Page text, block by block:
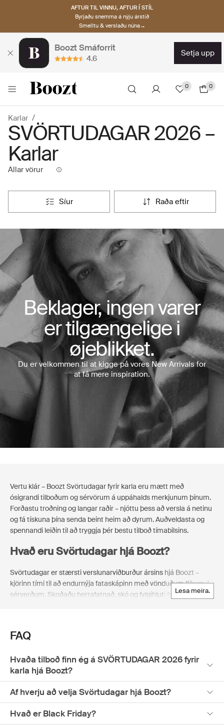
AFTUR TIL VINNU, AFTUR Í STÍL
Byrjaðu snemma á nýju árstíð
Smelltu & verslaðu núna→
Boozt Smáforrit
4.6
setja upp
0 0
Karlar
SVÖRTUDAGAR 2026 –
Karlar
Allar vörur
síur raða eftir
Beklager, ingen varer
er tilgængelige i
øjeblikket.
Du er velkommen til at kigge på vores New Arrivals for
at få mere inspiration.
lesa meira.
Vertu klár – Boozt Svörtudagar fyrir karla eru mætt með
ósigrandi tilboðum og sérvörum á uppáhalds merkjunum þínum.
Forðastu troðning og langar raðir – njóttu þess að versla á netinu
og fá tískuna þína senda beint heim að dyrum. Auðveldasta og
spennandi leiðin til að tryggja þér bestu tilboð tímabilsins.
Hvað eru Svörtudagar hjá Boozt?
Svörtudagar er stærsti verslunarviðburður ársins hjá Boozt –
kjörinn tími til að endurnýja fataskápinn með vönduðum flíkum á
sérverðum. Skoðaðu herrafatnað, skó og fylgihluti frá fremstu
uppáhaldsflíkurnar fyrir tímabilið fram undan.
Hvenær hefjast Svörtudagar 2026 hjá
Boozt?
Svörtudagar 2026 hjá Boozt hefjast á spennandi
verslunartímabilinu í nóvember – hápunkti ársins með ótal
góðum tilboðum. Vertu með á nótunum í gegnum fréttabréf
FAQ
Hvaða tilboð finn ég á SVÖRTUDAGAR 2026 fyrir
karla hjá Boozt?
Af hverju að velja Svörtudagar hjá Boozt?
Hvað er Black Friday?